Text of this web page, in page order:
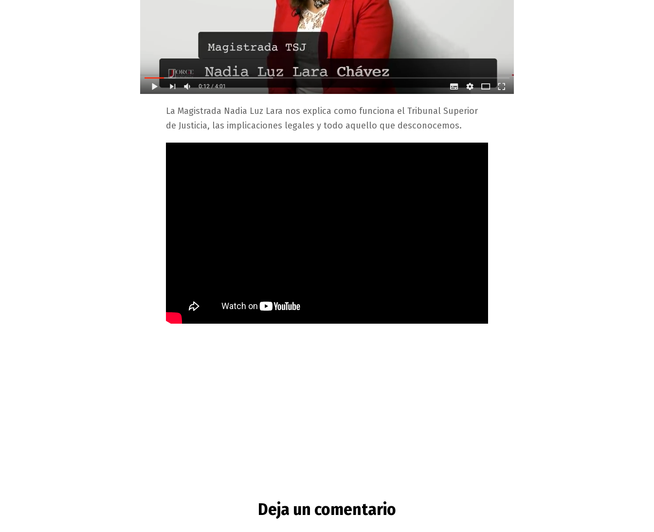
La Magistrada Nadia Luz Lara nos explica como funciona el Tribunal Superior
de Justicia, las implicaciones legales y todo aquello que desconocemos.
Deja un comentario